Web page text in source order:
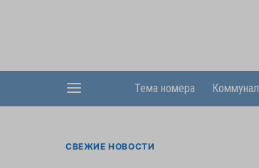
Тема номера
СВЕЖИЕ НОВОСТИ